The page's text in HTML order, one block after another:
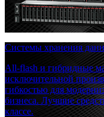
Системы хранения
All-flash и гибридные
исключительной
гибкостью для
бизнеса. Лучшие
классе.